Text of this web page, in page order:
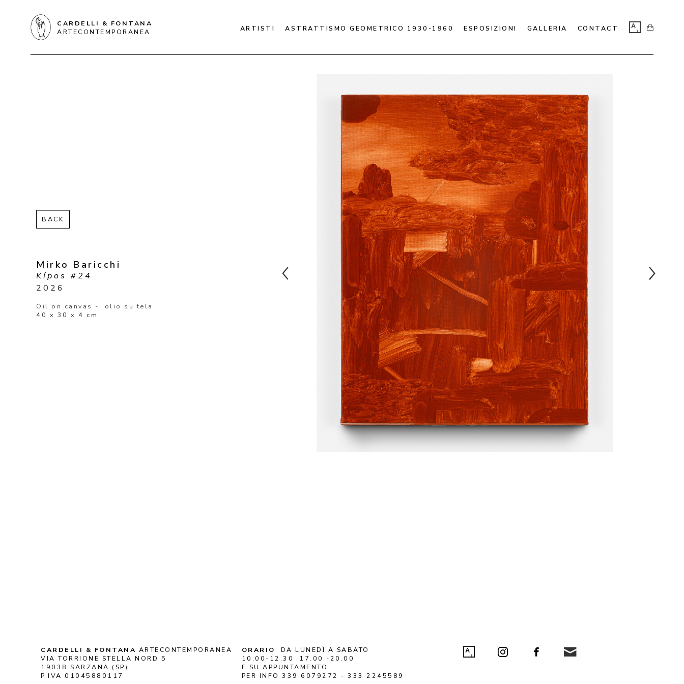
CARDELLI & FONTANA
ARTECONTEMPORANEA
ARTISTI ASTRATTISMO GEOMETRICO 1930-1960 ESPOSIZIONI GALLERIA CONTACT
BACK
Mirko Baricchi
Kípos #24
2026
Oil on canvas -  olio su tela
40 x 30 x 4 cm
CARDELLI & FONTANA ARTECONTEMPORANEA
VIA TORRIONE STELLA NORD 5
19038 SARZANA (SP)
P.IVA 01045880117
ORARIO
DA LUNEDÌ A SABATO
10.00-12.30 17.00 -20.00
E SU APPUNTAMENTO
PER INFO 339 6079272 - 333 2245589